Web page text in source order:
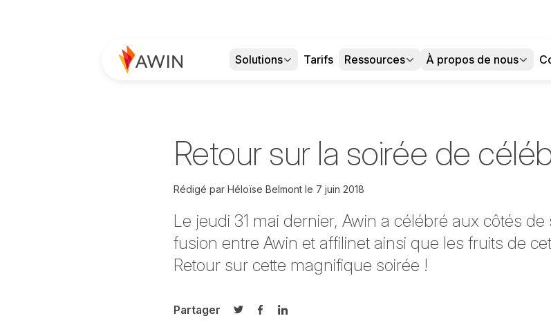
Solutions Tarifs Ressources À propos de nous
Retour sur la soirée de
Rédigé par Héloïse Belmontle 7 juin 2018
Le jeudi 31 mai dernier, Awin a célébré aux côtés
fusion entre Awin et affilinet ainsi que les fruits de
Retour sur cette magnifique soirée !
Partager
Partager sur Twitter
Partager sur Facebook
Partager sur LinkedIn